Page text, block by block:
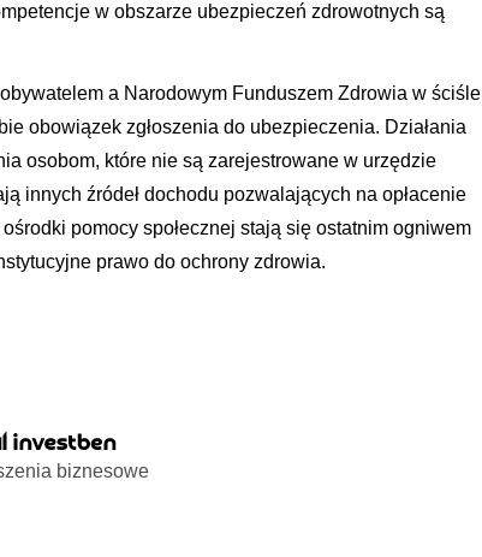
w obszarze ubezpieczeń zdrowotnych są
a Narodowym Funduszem Zdrowia w ściśle
obowiązek zgłoszenia do ubezpieczenia. Działania
osobom, które nie są zarejestrowane w urzędzie
innych źródeł dochodu pozwalających na opłacenie
pomocy społecznej stają się ostatnim ogniwem
prawo do ochrony zdrowia.
biznesowe